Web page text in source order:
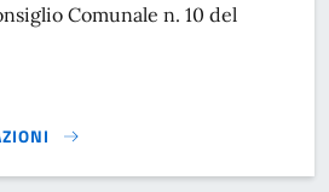
Comunale n. 10 del